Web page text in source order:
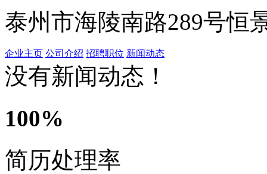
泰州市海陵南路289号恒
企业主页 公司介绍 招聘职位 新闻动态
没有新闻动态！
100%
简历处理率